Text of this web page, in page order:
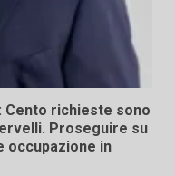
Cento richieste sono
Proseguire su
occupazione in